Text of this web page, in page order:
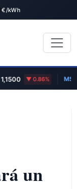
€/kWh
0.86% MSFT
un